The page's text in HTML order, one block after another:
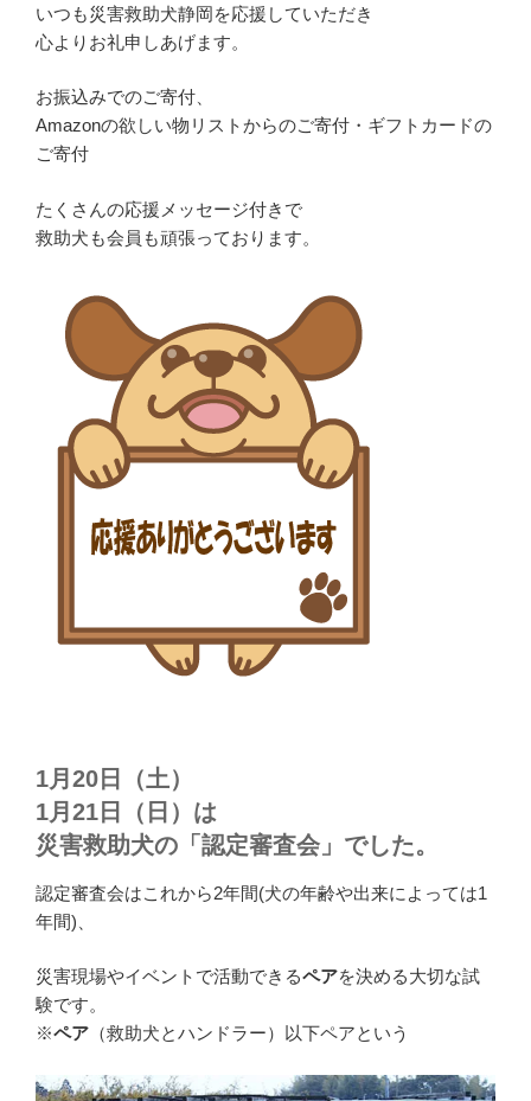
いつも災害救助犬静岡を応援していただき
心よりお礼申しあげます。
お振込みでのご寄付、
Amazonの欲しい物リストからのご寄付・ギフトカードの
ご寄付
たくさんの応援メッセージ付きで
救助犬も会員も頑張っております。
1月20日（土）
1月21日（日）は
災害救助犬の「認定審査会」でした。
認定審査会はこれから2年間(犬の年齢や出来によっては1
年間)、
災害現場やイベントで活動できるペアを決める大切な試
験です。
※ペア （救助犬とハンドラー）以下ペアという